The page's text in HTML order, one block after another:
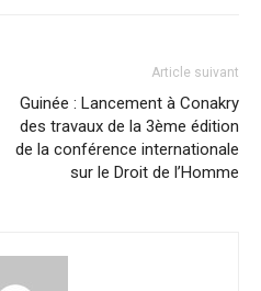
Article suivant
Guinée : Lancement à Conakry
des travaux de la 3ème édition
de la conférence internationale
sur le Droit de l’Homme